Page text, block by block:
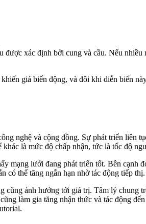
xác định bởi cung và cầu. Nếu
giá biến động, và đôi khi diễn biến
nghệ và cộng đồng. Sự phát triển liên
là mức độ chấp nhận, tức là tốc độ
mạng lưới đang phát triển tốt. Bên cạnh
có thể tăng ngắn hạn nhờ tác động tiếp thị.
ảnh hưởng tới giá trị. Tâm lý chung
làm gia tăng nhận thức và tác động